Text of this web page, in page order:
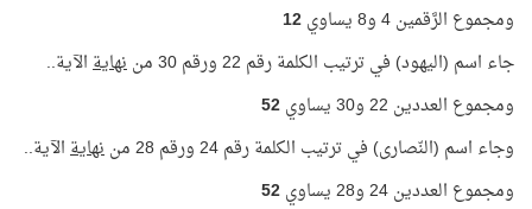
ومجموع الرَّقمين 4 و8 يساوي
12
جاء اسم (اليهود) في ترتيب الكلمة رقم 22 ورقم 30 من
نهايةالآية..
ومجموع العددين 22 و30 يساوي
52
وجاء اسم (النّصارى) في ترتيب الكلمة رقم 24 ورقم 28 من
نهايةالآية..
ومجموع العددين 24 و28 يساوي
52